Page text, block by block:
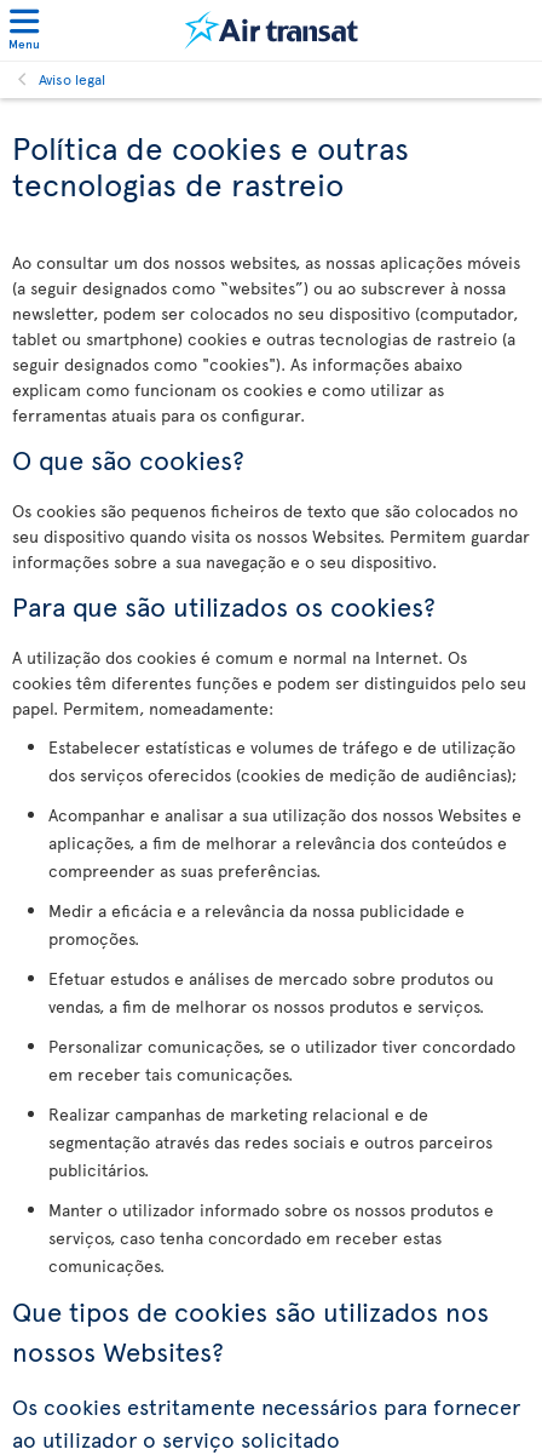
Menu
Aviso legal
Política de cookies e outras
tecnologias de rastreio
Ao consultar um dos nossos websites, as nossas aplicações móveis
(a seguir designados como “websites”) ou ao subscrever à nossa
newsletter, podem ser colocados no seu dispositivo (computador,
tablet ou smartphone) cookies e outras tecnologias de rastreio (a
seguir designados como "cookies"). As informações abaixo
explicam como funcionam os cookies e como utilizar as
ferramentas atuais para os configurar.
O que são cookies?
Os cookies são pequenos ficheiros de texto que são colocados no
seu dispositivo quando visita os nossos Websites. Permitem guardar
informações sobre a sua navegação e o seu dispositivo.
Para que são utilizados os cookies?
A utilização dos cookies é comum e normal na Internet. Os
cookies têm diferentes funções e podem ser distinguidos pelo seu
papel. Permitem, nomeadamente:
Estabelecer estatísticas e volumes de tráfego e de utilização
dos serviços oferecidos (cookies de medição de audiências);
Acompanhar e analisar a sua utilização dos nossos Websites e
aplicações, a fim de melhorar a relevância dos conteúdos e
compreender as suas preferências.
Medir a eficácia e a relevância da nossa publicidade e
promoções.
Efetuar estudos e análises de mercado sobre produtos ou
vendas, a fim de melhorar os nossos produtos e serviços.
Personalizar comunicações, se o utilizador tiver concordado
em receber tais comunicações.
Realizar campanhas de marketing relacional e de
segmentação através das redes sociais e outros parceiros
publicitários.
Manter o utilizador informado sobre os nossos produtos e
serviços, caso tenha concordado em receber estas
comunicações.
Que tipos de cookies são utilizados nos
nossos Websites?
Os cookies estritamente necessários para fornecer
ao utilizador o serviço solicitado